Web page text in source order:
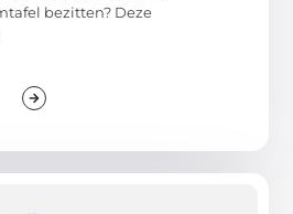
bezitten? Deze